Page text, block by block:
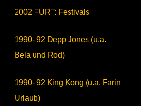
2002 FURT: Festivals
1990- 92 Depp Jones (u.a.
Bela und Rod)
1990- 92 King Kong (u.a. Farin
Urlaub)